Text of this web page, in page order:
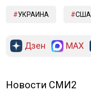
УКРАИНА США
Дзен MAX
Новости СМИ2